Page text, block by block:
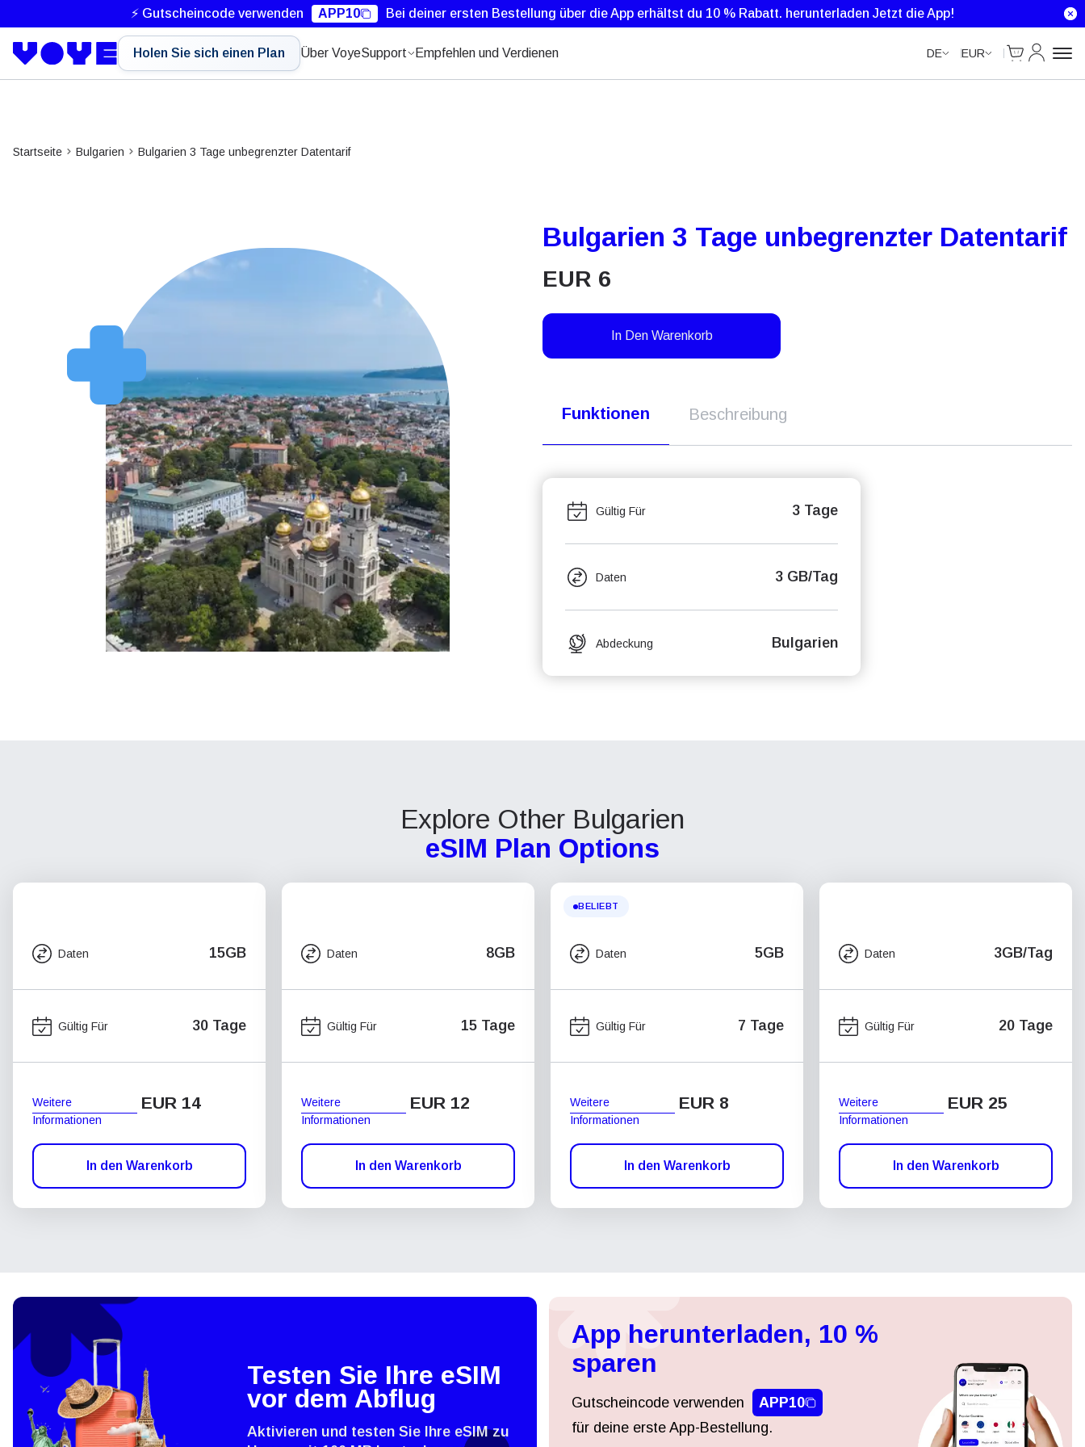
⚡ Gutscheincode verwenden APP10 Bei deiner ersten Bestellung über die App erhältst du 10 % Rabatt. herunterladen Jetzt die App!
Holen Sie sich einen Plan Über VoyeSupport Empfehlen und Verdienen DE EUR
Cart
Mein
Startseite Bulgarien Bulgarien 3 Tage unbegrenzter Datentarif
Bulgarien 3 Tage unbegrenzter Datentarif
EUR 6
In Den Warenkorb
Funktionen Beschreibung
Gültig Für 3 Tage
Daten 3 GB/Tag
Abdeckung Bulgarien
Explore Other Bulgarien
eSIM Plan Options
Daten 15GB
Gültig Für 30 Tage
Weitere
Informationen
EUR 14
In den Warenkorb
Daten 8GB
Gültig Für 15 Tage
Weitere
Informationen
EUR 12
In den Warenkorb
BELIEBT
Daten 5GB
Gültig Für 7 Tage
Weitere
Informationen
EUR 8
In den Warenkorb
Daten 3GB/Tag
Gültig Für 20 Tage
Weitere
Informationen
EUR 25
In den Warenkorb
Testen Sie Ihre eSIM
vor dem Abflug
Aktivieren und testen Sie Ihre eSIM zu
App herunterladen, 10 %
sparen
Gutscheincode verwenden
APP10
für deine erste App-Bestellung.